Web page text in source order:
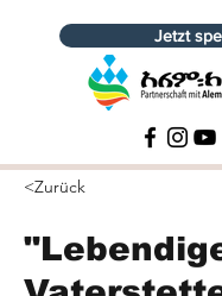
Jetzt
<Zurück